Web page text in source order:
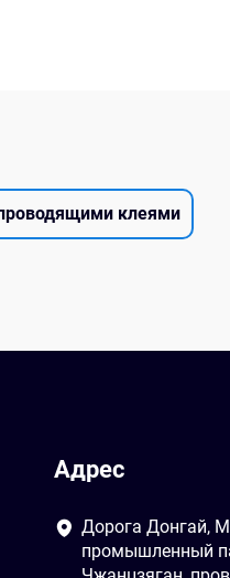
клеями
Адрес
Дорога Донгай,
промышленный